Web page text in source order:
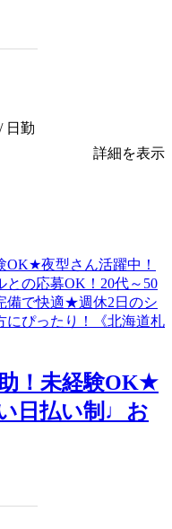
日勤
詳細を表示
！未経験OK★
日払い制♩お